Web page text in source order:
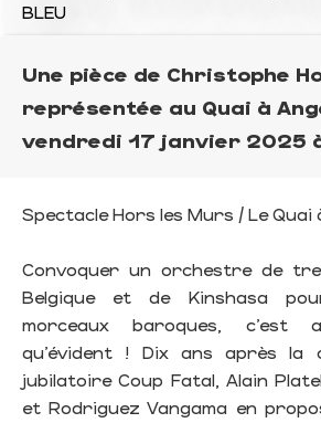
BLEU
Une pièce de Christophe
représentée au Quai à
vendredi 17 janvier 2025
Spectacle Hors les Murs / Le Quai
Convoquer un orchestre de
Belgique et de Kinshasa
morceaux baroques, c’est
qu’évident ! Dix ans après la
jubilatoire Coup Fatal, Alain
et Rodriguez Vangama en